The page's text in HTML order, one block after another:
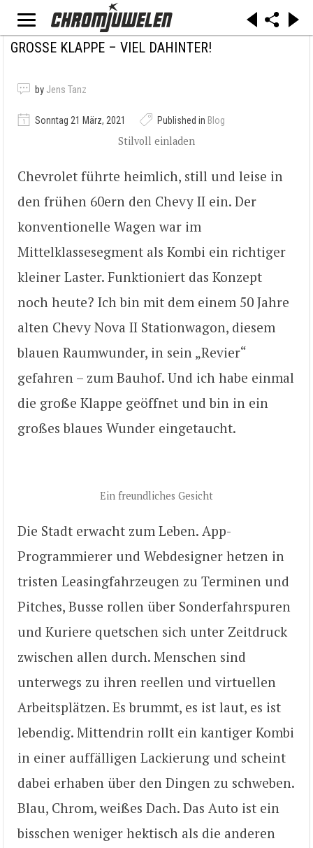
GROSSE KLAPPE – VIEL DAHINTER!
by Jens Tanz
Sonntag 21 März, 2021 Published in Blog
Stilvoll einladen
Chevrolet führte heimlich, still und leise in
den frühen 60ern den Chevy II ein. Der
konventionelle Wagen war im
Mittelklassesegment als Kombi ein richtiger
kleiner Laster. Funktioniert das Konzept
noch heute? Ich bin mit dem einem 50 Jahre
alten Chevy Nova II Stationwagon, diesem
blauen Raumwunder, in sein „Revier“
gefahren – zum Bauhof. Und ich habe einmal
die große Klappe geöffnet und bin in ein
großes blaues Wunder eingetaucht.
Ein freundliches Gesicht
Die Stadt erwacht zum Leben. App-
Programmierer und Webdesigner hetzen in
tristen Leasingfahrzeugen zu Terminen und
Pitches, Busse rollen über Sonderfahrspuren
und Kuriere quetschen sich unter Zeitdruck
zwischen allen durch. Menschen sind
unterwegs zu ihren reellen und virtuellen
Arbeitsplätzen. Es brummt, es ist laut, es ist
lebendig. Mittendrin rollt ein kantiger Kombi
in einer auffälligen Lackierung und scheint
dabei erhaben über den Dingen zu schweben.
Blau, Chrom, weißes Dach. Das Auto ist ein
bisschen weniger hektisch als die anderen